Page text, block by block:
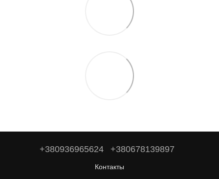
+380936965624 +380678139897
Контакты